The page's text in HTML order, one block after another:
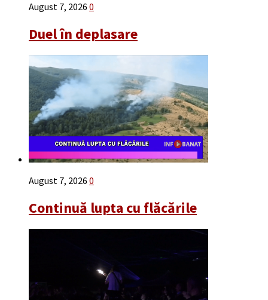
August 7, 2026 0
Duel în deplasare
August 7, 2026 0
Continuă lupta cu flăcările